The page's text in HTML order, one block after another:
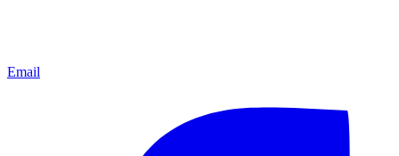
Email